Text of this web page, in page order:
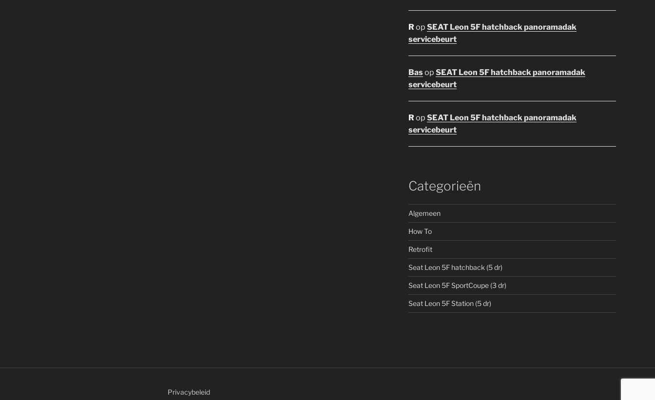
R op SEAT Leon 5F hatchback panoramadak
servicebeurt
Basop SEAT Leon 5F hatchback panoramadak
servicebeurt
R op SEAT Leon 5F hatchback panoramadak
servicebeurt
Categorieën
Algemeen
How To
Retrofit
Seat Leon 5F hatchback (5 dr)
Seat Leon 5F SportCoupe (3 dr)
Seat Leon 5F Station (5 dr)
Privacybeleid